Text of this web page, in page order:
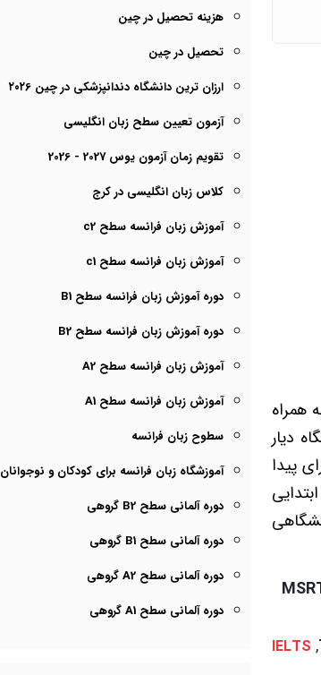
همراه
دیار
پیدا
IELTS ,
هزینه تحصیل در چین
تحصیل در چین
ارزان ترین دانشگاه دندانپزشکی در چین ۲۰۲6
آزمون تعیین سطح زبان انگلیسی
تقویم زمان آزمون یوس 2027 - 2026
کلاس زبان انگلیسی در کرج
آموزش زبان فرانسه سطح c2
آموزش زبان فرانسه سطح c1
دوره آموزش زبان فرانسه سطح B1
دوره آموزش زبان فرانسه سطح B2
آموزش زبان فرانسه سطح A2
آموزش زبان فرانسه سطح A1
سطوح زبان فرانسه
آموزشگاه زبان فرانسه برای کودکان و نوجوانان
دوره آلمانی سطح B2 گروهی
دوره آلمانی سطح B1 گروهی
دوره آلمانی سطح A2 گروهی
دوره آلمانی سطح A1 گروهی